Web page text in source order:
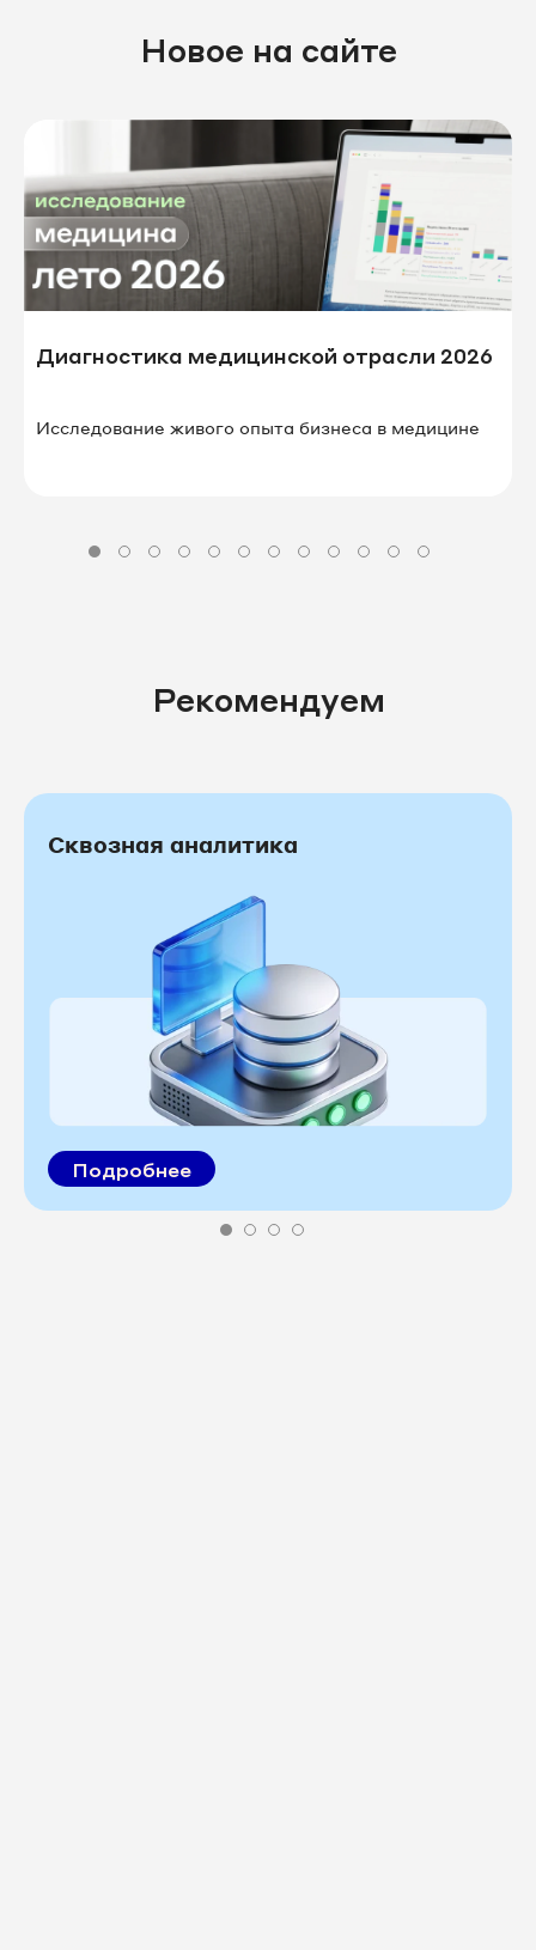
Новое на сайте
Диагностика медицинской отрасли 2026
Исследование живого опыта бизнеса в⁠ ⁠медицине
Рекомендуем
Сквозная аналитика
Подробнее